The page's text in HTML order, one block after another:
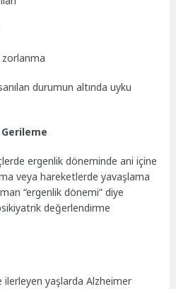
durumun altında uyku
ergenlik döneminde ani içine
veya hareketlerde yavaşlama
“ergenlik dönemi” diye
değerlendirme
yaşlarda Alzheimer